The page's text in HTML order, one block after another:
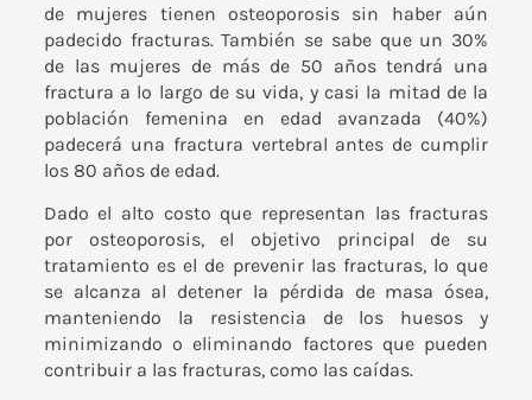
de mujeres tienen osteoporosis sin haber aún
padecido fracturas. También se sabe que un 30%
de las mujeres de más de 50 años tendrá una
fractura a lo largo de su vida, y casi la mitad de la
población femenina en edad avanzada (40%)
padecerá una fractura vertebral antes de cumplir
los 80 años de edad.
Dado el alto costo que representan las fracturas
por osteoporosis, el objetivo principal de su
tratamiento es el de prevenir las fracturas, lo que
se alcanza al detener la pérdida de masa ósea,
manteniendo la resistencia de los huesos y
minimizando o eliminando factores que pueden
contribuir a las fracturas, como las caídas.